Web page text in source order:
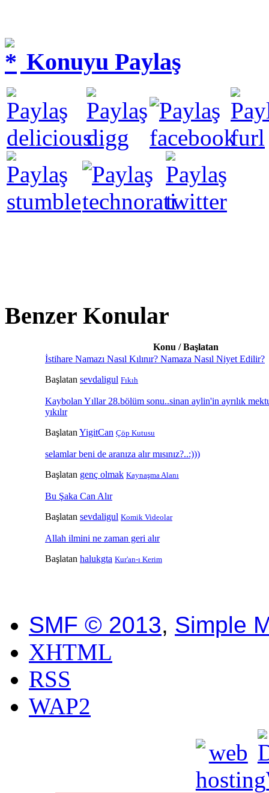
Konuyu Paylaş
Benzer Konular
Konu / Başlatan
İstihare Namazı Nasıl Kılınır? Namaza Nasıl Niyet Edilir?
Başlatan sevdaligul Fıkıh
Kaybolan Yıllar 28.bölüm sonu..sinan aylin'in ayrılık
yıkılır
Başlatan YigitCan Çöp Kutusu
selamlar beni de aranıza alır mısınız?..:)))
Başlatan genç olmak Kaynaşma Alanı
Bu Şaka Can Alır
Başlatan sevdaligul Komik Videolar
Allah ilmini ne zaman geri alır
Başlatan halukgta Kur'an-ı Kerim
SMF © 2013, Simple
XHTML
RSS
WAP2